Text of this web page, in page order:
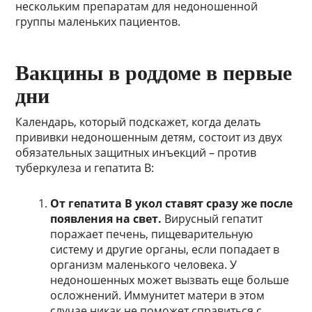
нескольким препаратам для недоношенной
группы маленьких пациентов.
Вакцины в роддоме в первые
дни
Календарь, который подскажет, когда делать
прививки недоношенным детям, состоит из двух
обязательных защитных инъекций – против
туберкулеза и гепатита B:
От гепатита В укол ставят сразу же после
появления на свет. Вирусный гепатит
поражает печень, пищеварительную
систему и другие органы, если попадает в
организм маленького человека. У
недоношенных может вызвать еще больше
осложнений. Иммунитет матери в этом